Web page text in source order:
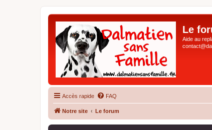
Le
Aide au
Accès rapide FAQ
Notre site Le forum